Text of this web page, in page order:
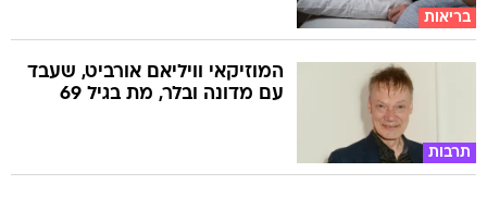
בריאות
תרבות
המוזיקאי וויליאם אורביט, שעבד
עם מדונה ובלר, מת בגיל 69